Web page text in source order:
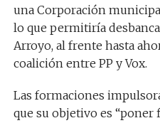
una Corporación
lo que permitiría
Arroyo, al frente hasta
coalición entre PP y Vox.
Las formaciones
que su objetivo es “poner